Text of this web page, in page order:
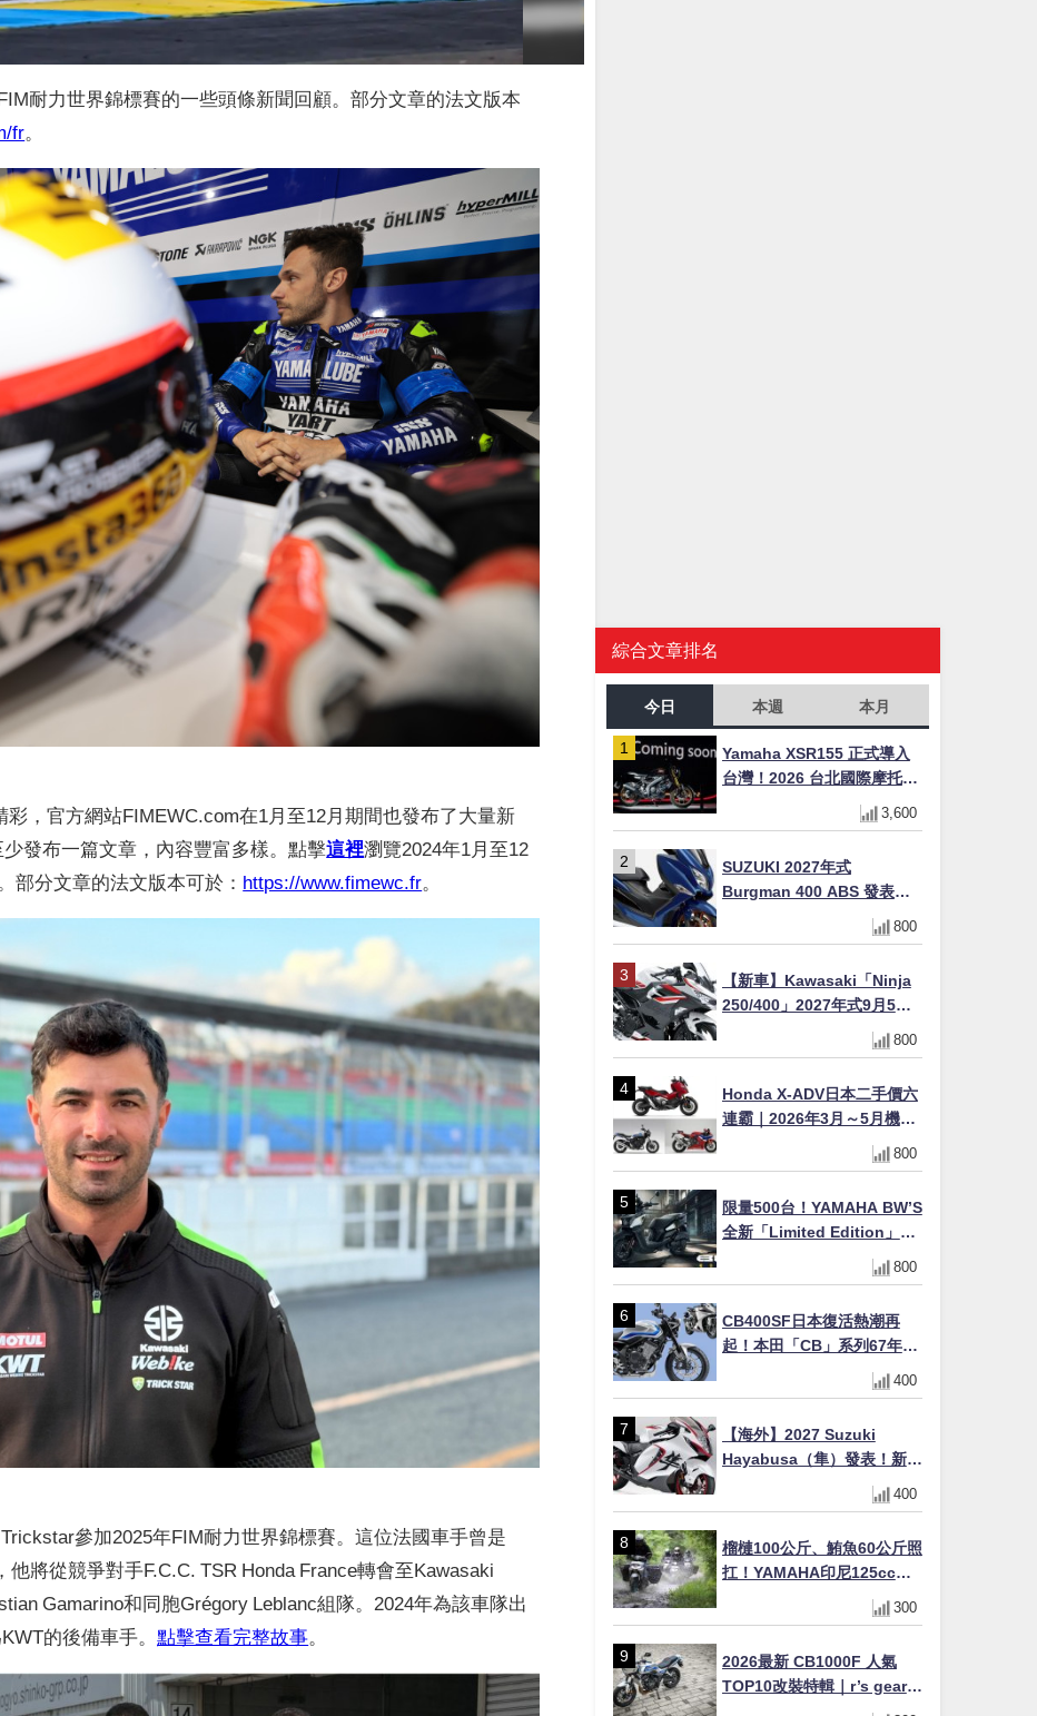
耐力世界錦標賽的一些頭條新聞回顧。部分文章的法文版本
fr。
，官方網站FIMEWC.com在1月至12月期間也發布了大量新
發布一篇文章，內容豐富多樣。點擊這裡瀏覽2024年1月至12
部分文章的法文版本可於： https://www.fimewc.fr。
參加2025年FIM耐力世界錦標賽。這位法國車手曾是
將從競爭對手F.C.C. TSR Honda France轉會至Kawasaki
Gamarino和同胞Grégory Leblanc組隊。2024年為該車隊出
的後備車手。點擊查看完整故事
綜合文章排名
今日 本週 本月
Yamaha XSR155 正式導入
台灣！2026 台北國際摩托車
展亮相，70 週年紀念版
YZF-R 系列限量追加販售
3,600
SUZUKI 2027年式
Burgman 400 ABS 發表！
8/18日本上市、支援E10汽油
售價98萬100日圓
800
【新車】Kawasaki「Ninja
250/400」2027年式9月5日
日本發售！新塗裝登場×價格
不變×輔助滑動式離合器
800
Honda X-ADV日本二手價六
連霸｜2026年3月～5月機車
轉售排行榜 CBR1000RR-R
FIREBLADE SP首度躋身前
800
限量500台！YAMAHA BW’S
全新「Limited Edition」都
市探索限定色 GOOPiMADE
聯名包同步登場
800
CB400SF日本復活熱潮再
起！本田「CB」系列67年傳
奇解密 與CBR差異一次搞懂
400
【海外】2027 Suzuki
Hayabusa（隼）發表！新增
Special Edition 特仕版，全
新珍珠白塗裝與專屬配備登
400
榴槤100公斤、鮪魚60公斤照
扛！YAMAHA印尼125cc速
克達Gear Ultima 2740公里
耐操實測
300
2026最新 CB1000F 人氣
TOP10改裝特輯｜r’s gear鈦
合金排氣管、OHLINS TTX